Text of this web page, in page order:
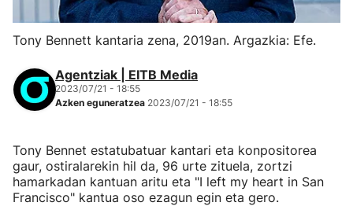
Tony Bennett kantaria zena, 2019an. Argazkia: Efe.
Agentziak | EITB Media
2023/07/21 - 18:55
Azken eguneratzea 2023/07/21 - 18:55
Tony Bennet estatubatuar kantari eta konpositorea
gaur, ostiralarekin hil da, 96 urte zituela, zortzi
hamarkadan kantuan aritu eta "I left my heart in San
Francisco" kantua oso ezagun egin eta gero.